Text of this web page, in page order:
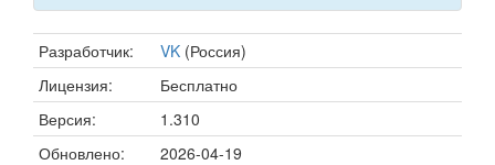
Разработчик: VK (Россия)
Лицензия:
Бесплатно
Версия:
1.310
Обновлено:
2026-04-19